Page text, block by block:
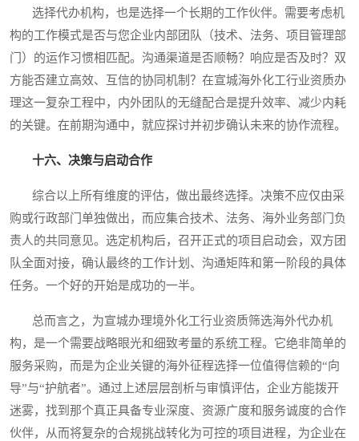
选择代办机构，也是选择一个长期的工作伙伴。需要考虑机
构的工作模式是否与您企业内部团队（技术、法务、项目管理部
门）的运作习惯相匹配。沟通渠道是否顺畅？响应是否及时？双
方能否建立高效、互信的协同机制？在宣城海外化工行业资质办
理这一复杂工程中，内外团队的无缝配合是提升效率、减少内耗
的关键。在前期沟通中，就应探讨并初步确认未来的协作流程。
十六、决策与启动合作
综合以上所有维度的评估，做出最终选择。决策不应仅由采
购或行政部门单独做出，而应集合技术、法务、海外业务部门负
责人的共同意见。选定机构后，召开正式的项目启动会，双方团
队全面对接，确认最终的工作计划、沟通矩阵和第一阶段的具体
任务。一个好的开始是成功的一半。
总而言之，为宣城办理境外化工行业资质筛选海外代办机
构，是一个需要战略眼光和细致考量的系统工程。它绝非简单的
服务采购，而是为企业关键的海外征程选择一位值得信赖的“向
导”与“护航者”。通过上述层层剖析与审慎评估，企业方能拨开
迷雾，找到那个真正具备专业深度、资源广度和服务诚度的合作
伙伴，从而将复杂的合规挑战转化为可控的项目进程，为企业在